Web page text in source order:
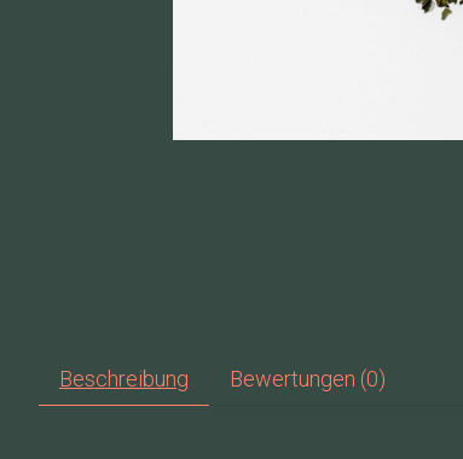
Beschreibung Bewertungen (0)